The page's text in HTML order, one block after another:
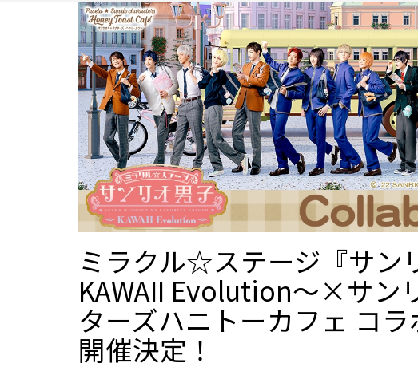
ミラクル☆ステージ『サン
KAWAII Evolution～×サン
ターズハニトーカフェ コ
開催決定！